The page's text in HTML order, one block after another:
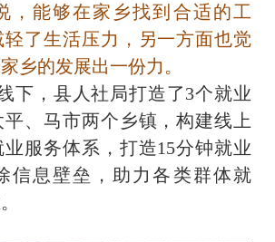
，能够在家乡找到合适的工
了生活压力，另一方面也觉
乡的发展出一份力。
下，县人社局打造了3个就业
、马市两个乡镇，构建线上
服务体系，打造15分钟就业
信息壁垒，助力各类群体就